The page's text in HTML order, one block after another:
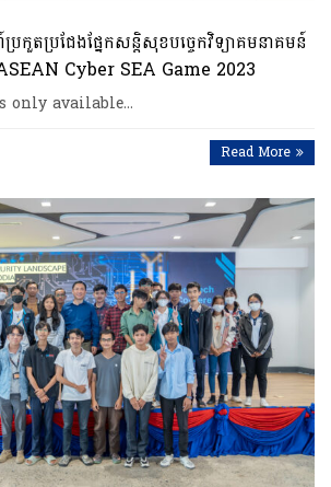
កួតប្រជែងផ្នែកសន្តិសុខបច្ចេកវិទ្យាគមនាគមន៍
Cyber SEA Game 2023
only available…
Read More